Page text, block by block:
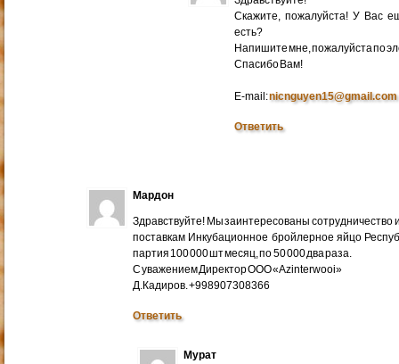
Скажите, пожалуйста! У Вас
есть?
Напишите мне, пожалуйста по
Cпасибо Вам!
E-mail:nicnguyen15@gmail.com
Ответить
Мардон
Здравствуйте! Мы заинтересованы сотрудничество
поставкам Инкубационное бройлерное яйцо
партия 100 000 шт месяц, по 50 000 два раза.
С уважением Директор ООО «Azinterwooi»
Д.Кадиров. +998907308366
Ответить
Мурат